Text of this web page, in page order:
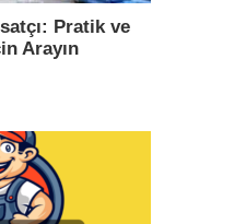
Pratik ve
Arayın